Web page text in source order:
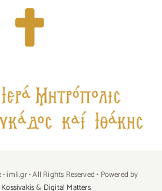
imli.gr • All Rights Reserved • Powered by
& Digital Matters